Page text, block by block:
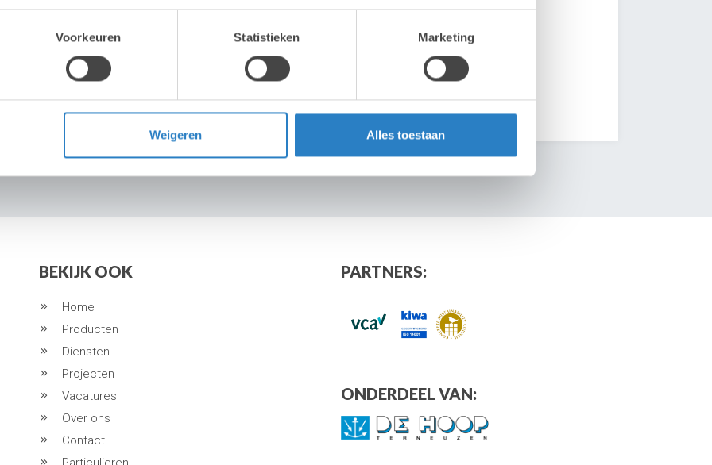
Voorkeuren Statistieken Marketing
Weigeren Alles toestaan
stabilisé aan die goed verdicht moet worden.
van ongeveer 5cm aangebracht. Nadat deze
worden aangebracht.
BEKIJK OOK
Home
Producten
Diensten
Projecten
Vacatures
Over ons
Contact
PARTNERS:
ONDERDEEL VAN: